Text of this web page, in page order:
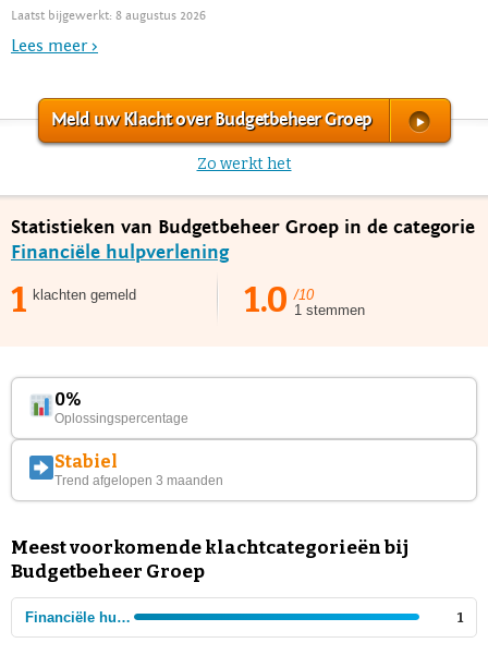
Laatst bijgewerkt: 8 augustus 2026
Lees meer >
Meld uw Klacht over Budgetbeheer Groep
Zo werkt het
Statistieken van Budgetbeheer Groep in de categorie
Financiële hulpverlening
1 klachten gemeld 1.0 /10
1 stemmen
0%
Oplossingspercentage
Stabiel
Trend afgelopen 3 maanden
Meest voorkomende klachtcategorieën bij
Budgetbeheer Groep
Financiële hulpverlening 1